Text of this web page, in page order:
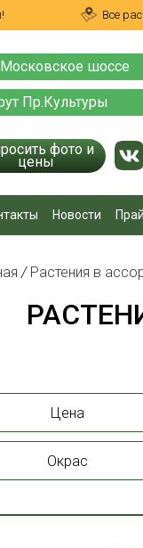
Все
шоссе
Пр.Культуры
фото и
цены
Новости
/ Растения в
Цена
Окрас